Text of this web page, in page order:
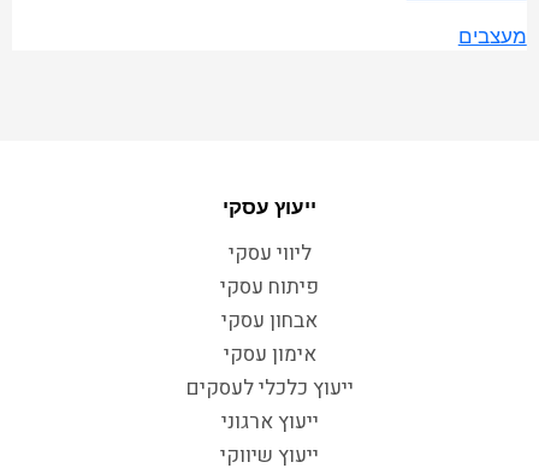
מעצבים
ייעוץ עסקי
ליווי עסקי
פיתוח עסקי
אבחון עסקי
אימון עסקי
ייעוץ כלכלי לעסקים
ייעוץ ארגוני
ייעוץ שיווקי